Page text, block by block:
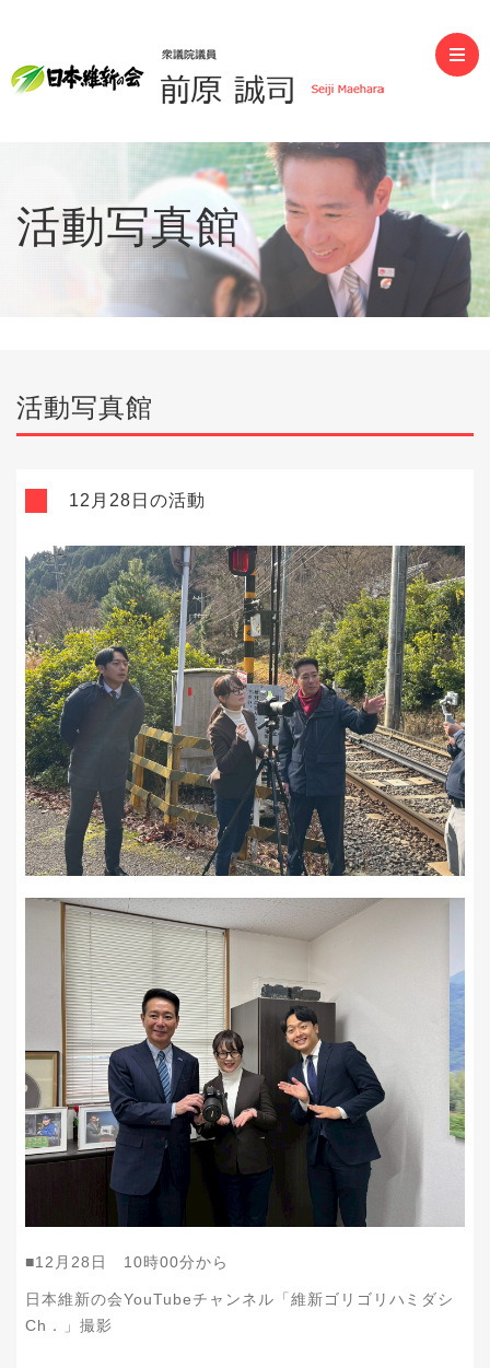
前原誠司（衆議院議員）
活動写真館
活動写真館
12月28日の活動
■12月28日 10時00分から
日本維新の会YouTubeチャンネル「維新ゴリゴリハミダシ
Ch．」撮影